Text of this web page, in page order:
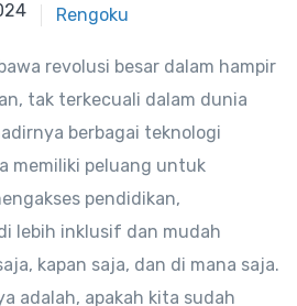
Rengoku
revolusi besar dalam hampir
tak terkecuali dalam dunia
berbagai teknologi
memiliki peluang untuk
pendidikan,
lebih inklusif dan mudah
kapan saja, dan di mana saja.
adalah, apakah kita sudah